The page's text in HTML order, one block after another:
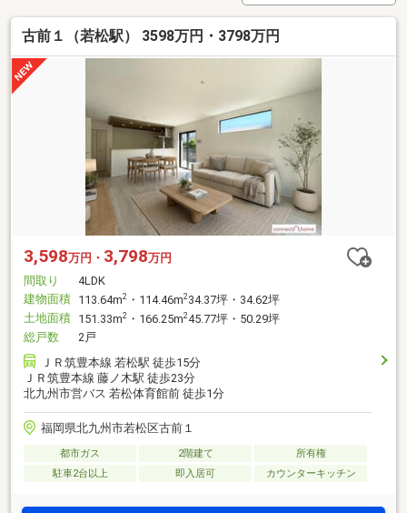
古前１（若松駅） 3598万円・3798万円
3,598万円・ 3,798万円
間取り
4LDK
建物面積 113.64m2 ・114.46m234.37坪・34.62坪
土地面積 151.33m2 ・166.25m245.77坪・50.29坪
総戸数
2戸
ＪＲ筑豊本線 若松駅 徒歩15分
ＪＲ筑豊本線 藤ノ木駅 徒歩23分
北九州市営バス 若松体育館前 徒歩1分
福岡県北九州市若松区古前１
都市ガス 2階建て
所有権
駐車2台以上
即入居可 カウンターキッチン